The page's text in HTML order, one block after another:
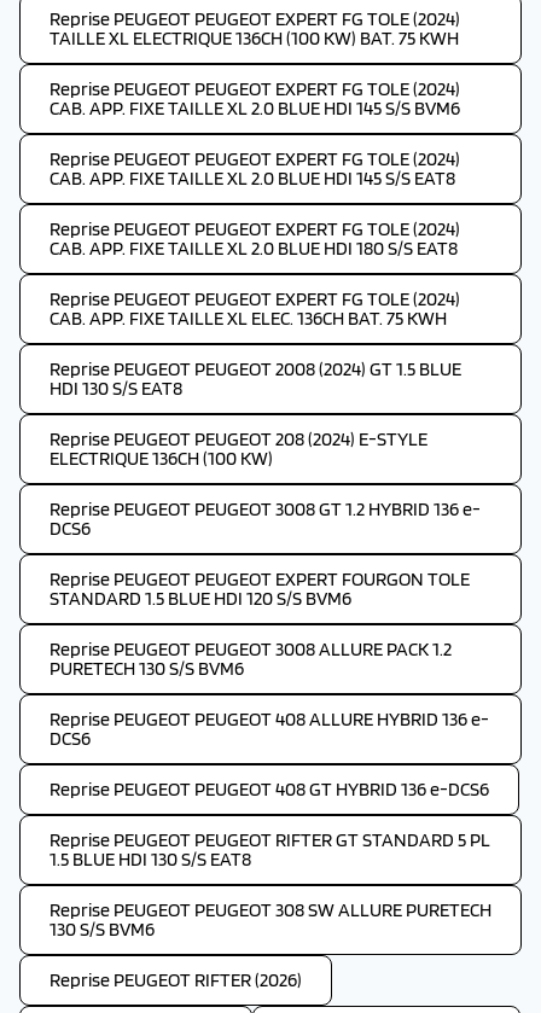
Reprise PEUGEOT PEUGEOT EXPERT FG TOLE (2024)
TAILLE XL ELECTRIQUE 136CH (100 KW) BAT. 75 KWH
Reprise PEUGEOT PEUGEOT EXPERT FG TOLE (2024)
CAB. APP. FIXE TAILLE XL 2.0 BLUE HDI 145 S/S BVM6
Reprise PEUGEOT PEUGEOT EXPERT FG TOLE (2024)
CAB. APP. FIXE TAILLE XL 2.0 BLUE HDI 145 S/S EAT8
Reprise PEUGEOT PEUGEOT EXPERT FG TOLE (2024)
CAB. APP. FIXE TAILLE XL 2.0 BLUE HDI 180 S/S EAT8
Reprise PEUGEOT PEUGEOT EXPERT FG TOLE (2024)
CAB. APP. FIXE TAILLE XL ELEC. 136CH BAT. 75 KWH
Reprise PEUGEOT PEUGEOT 2008 (2024) GT 1.5 BLUE
HDI 130 S/S EAT8
Reprise PEUGEOT PEUGEOT 208 (2024) E-STYLE
ELECTRIQUE 136CH (100 KW)
Reprise PEUGEOT PEUGEOT 3008 GT 1.2 HYBRID 136 e-
DCS6
Reprise PEUGEOT PEUGEOT EXPERT FOURGON TOLE
STANDARD 1.5 BLUE HDI 120 S/S BVM6
Reprise PEUGEOT PEUGEOT 3008 ALLURE PACK 1.2
PURETECH 130 S/S BVM6
Reprise PEUGEOT PEUGEOT 408 ALLURE HYBRID 136 e-
DCS6
Reprise PEUGEOT PEUGEOT 408 GT HYBRID 136 e-DCS6
Reprise PEUGEOT PEUGEOT RIFTER GT STANDARD 5 PL
1.5 BLUE HDI 130 S/S EAT8
Reprise PEUGEOT PEUGEOT 308 SW ALLURE PURETECH
130 S/S BVM6
Reprise PEUGEOT RIFTER (2026)